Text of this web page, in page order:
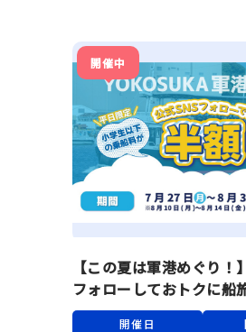
開催中
【この夏は軍港めぐり！
フォローしておトクに
半額】
開催日